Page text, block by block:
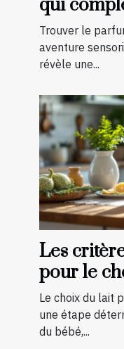
qui
Trouver le
aventure
révèle une...
Les
pour le
Le choix du lait
une étape
du bébé,...